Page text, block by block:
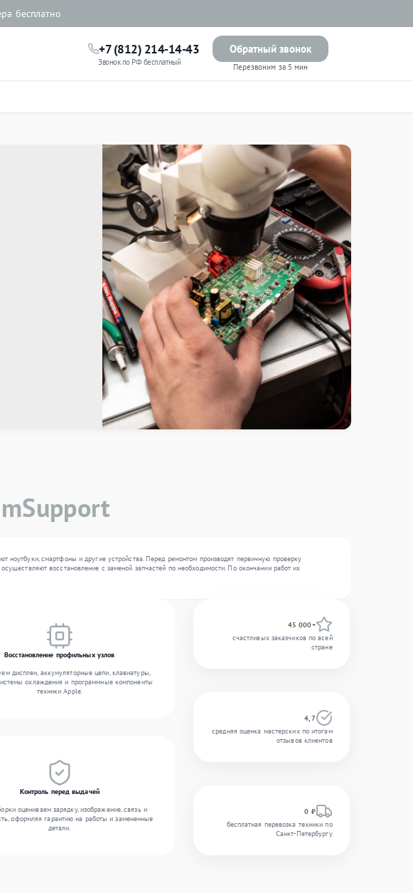
бесплатно
+7 (812) 214-14-43
Звонок по РФ бесплатный
Обратный звонок
Перезвоним за 5 мин
ноутбуки, смартфоны и другие устройства. Перед ремонтом производят первичную проверку
восстановление с заменой запчастей по необходимости. По окончании работ их
Восстановление профильных узлов
дисплеи, аккумуляторные цепи, клавиатуры,
охлаждения и программные компоненты
техники Apple.
Контроль перед выдачей
оцениваем зарядку, изображение, связь и
оформляя гарантию на работы и замененные
детали.
45 000+
счастливых заказчиков по всей
стране
4,7
средняя оценка мастерских по итогам
отзывов клиентов
0 ₽
бесплатная перевозка техники по
Санкт-Петербургу